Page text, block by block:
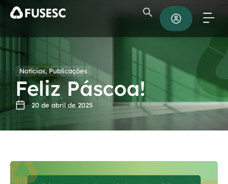
Notícias,Publicações
Feliz Páscoa!
20 de abril de 2025